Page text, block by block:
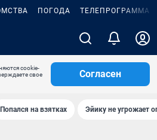
ПОГОДА ТЕЛЕПРОГРАММА
cookie-
свое
Согласен
Попался на взятках Эйику не угрожает